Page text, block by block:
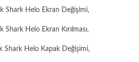
Shark Helo Ekran Değişimi,
Shark Helo Ekran Kırılması,
Shark Helo Kapak Değişimi,